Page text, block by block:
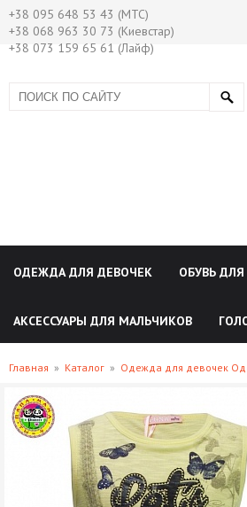
+38 095 648 53 43 (МТС)
+38 068 963 30 73 (Киевстар)
+38 073 159 65 61 (Лайф)
ОДЕЖДА ДЛЯ ДЕВОЧЕК ОБУВЬ
АКСЕССУАРЫ ДЛЯ МАЛЬЧИКОВ
Главная » Каталог » Одежда для девочек